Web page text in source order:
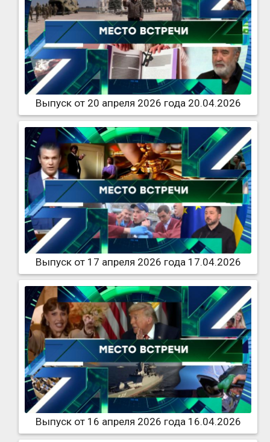
Выпуск от 20 апреля 2026 года 20.04.2026
Выпуск от 17 апреля 2026 года 17.04.2026
Выпуск от 16 апреля 2026 года 16.04.2026